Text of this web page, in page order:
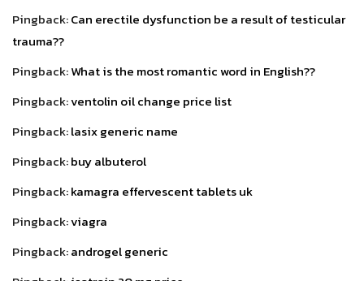
Pingback:Can erectile dysfunction be a result of testicular
trauma??
Pingback:What is the most romantic word in English??
Pingback:ventolin oil change price list
Pingback:lasix generic name
Pingback:buy albuterol
Pingback:kamagra effervescent tablets uk
Pingback:viagra
Pingback:androgel generic